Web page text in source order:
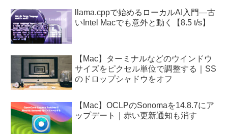
llama.cppで始めるローカルAI入門—古
いIntel Macでも意外と動く【8.5 t/s】
【Mac】ターミナルなどのウインドウ
サイズをピクセル単位で調整する｜SS
のドロップシャドウをオフ
【Mac】OCLPのSonomaを14.8.7にア
ップデート｜赤い更新通知も消す